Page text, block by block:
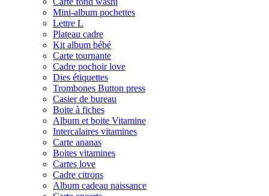
Mini-album pochettes
Lettre L
Plateau cadre
Kit album bébé
Carte tournante
Cadre pochoir love
Dies étiquettes
Trombones Button press
Casier de bureau
Boite à fiches
Album et boite Vitamine
Intercalaires vitamines
Carte ananas
Boites vitamines
Cartes love
Cadre citrons
Album cadeau naissance